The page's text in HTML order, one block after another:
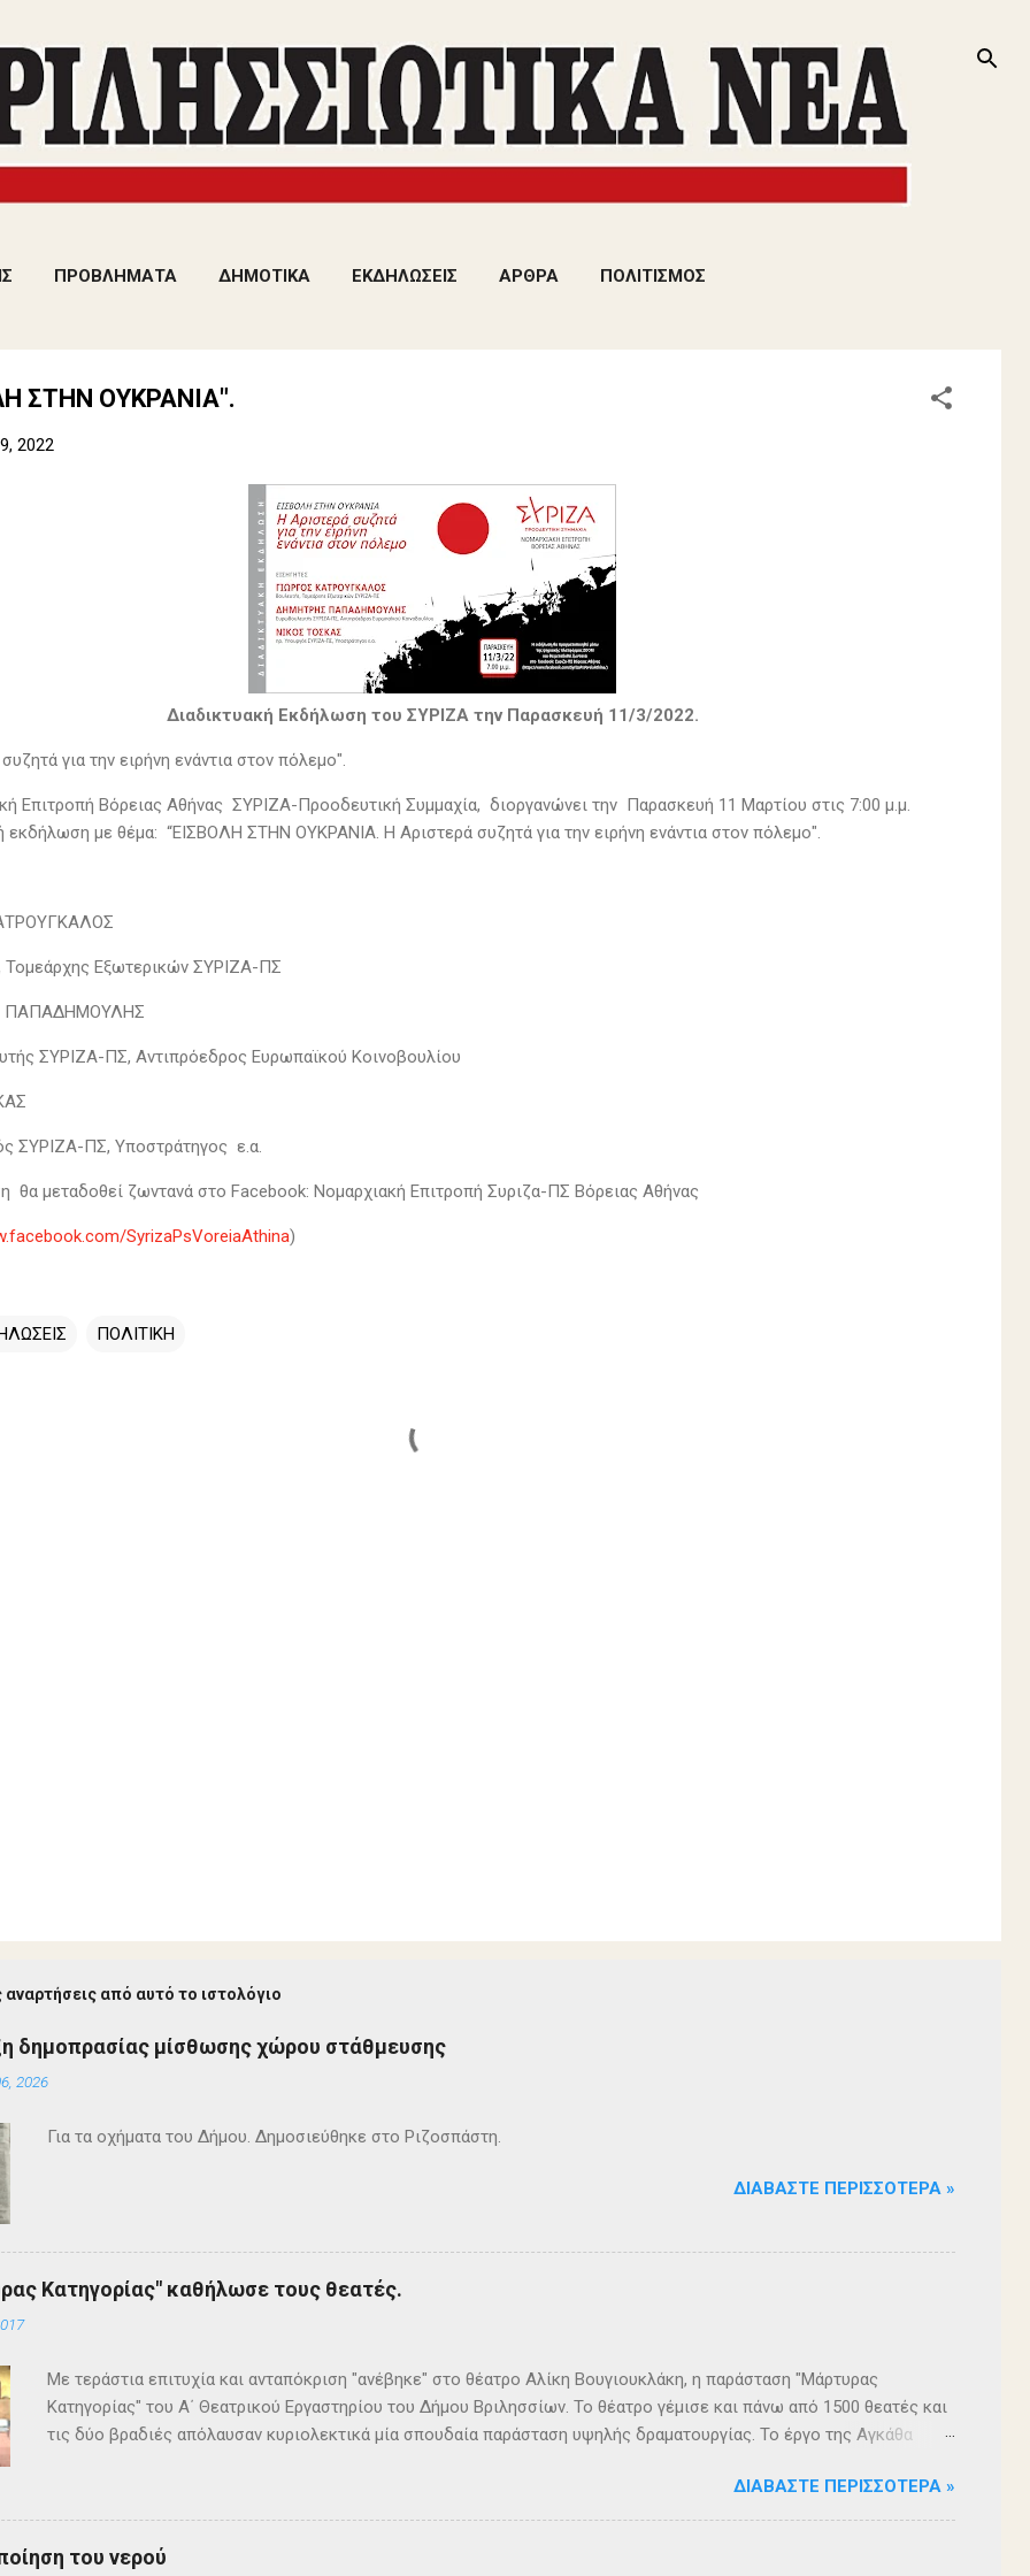
ΠΡΟΒΛΗΜΑΤΑ ΔΗΜΟΤΙΚΑ ΕΚΔΗΛΩΣΕΙΣ ΑΡΘΡΑ ΠΟΛΙΤΙΣΜΟΣ
ΣΤΗΝ ΟΥΚΡΑΝΙΑ".
2022
Διαδικτυακή Εκδήλωση του ΣΥΡΙΖΑ την Παρασκευή 11/3/2022.
για την ειρήνη ενάντια στον πόλεμο".
Επιτροπή Βόρειας Αθήνας ΣΥΡΙΖΑ-Προοδευτική Συμμαχία, διοργανώνει την Παρασκευή 11 Μαρτίου στις 7:00 μ.μ.
εκδήλωση με θέμα: “ΕΙΣΒΟΛΗ ΣΤΗΝ ΟΥΚΡΑΝΙΑ. Η Αριστερά συζητά για την ειρήνη ενάντια στον πόλεμο".
Τομεάρχης Εξωτερικών ΣΥΡΙΖΑ-ΠΣ
ΠΑΠΑΔΗΜΟΥΛΗΣ
ΣΥΡΙΖΑ-ΠΣ, Αντιπρόεδρος Ευρωπαϊκού Κοινοβουλίου
ΣΥΡΙΖΑ-ΠΣ, Υποστράτηγος ε.α.
θα μεταδοθεί ζωντανά στο Facebook: Νομαρχιακή Επιτροπή Συριζα-ΠΣ Βόρειας Αθήνας
SyrizaPsVoreiaAthina)
ΠΟΛΙΤΙΚΗ
αναρτήσεις από αυτό το ιστολόγιο
δημοπρασίας μίσθωσης χώρου στάθμευσης
2026
Για τα οχήματα του Δήμου. Δημοσιεύθηκε στο Ριζοσπάστη.
ΔΙΑΒΆΣΤΕ ΠΕΡΙΣΣΌΤΕΡΑ »
Κατηγορίας" καθήλωσε τους θεατές.
Με τεράστια επιτυχία και ανταπόκριση "ανέβηκε" στο θέατρο Αλίκη Βουγιουκλάκη, η παράσταση "Μάρτυρας
Κατηγορίας" του Α΄ Θεατρικού Εργαστηρίου του Δήμου Βριλησσίων. Το θέατρο γέμισε και πάνω από 1500 θεατές και
τις δύο βραδιές απόλαυσαν κυριολεκτικά μία σπουδαία παράσταση υψηλής δραματουργίας. Το έργο της Αγκάθα
ανατροπές και ένα μοναδικό φινάλε που απαντά σε όλα τα ερωτήματα, σημάδεψαν όλους όσους παρακολούθησαν το
έργο και τους έμειναν ανεξίτηλα στη μνήμη τους. Επρόκειτο για μία αναμφισβήτητα δυνατή παράσταση. Με τη
σπουδαία σκηνοθεσία της Τώνιας Σταυροπούλου που επί μακρά σειρά ετών είναι υπεύθυνη του Α΄ Δημοτικού
ΔΙΑΒΆΣΤΕ ΠΕΡΙΣΣΌΤΕΡΑ »
του νερού